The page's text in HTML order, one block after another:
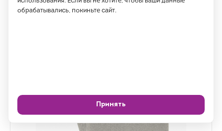
обрабатывались, покиньте сайт.
Принять